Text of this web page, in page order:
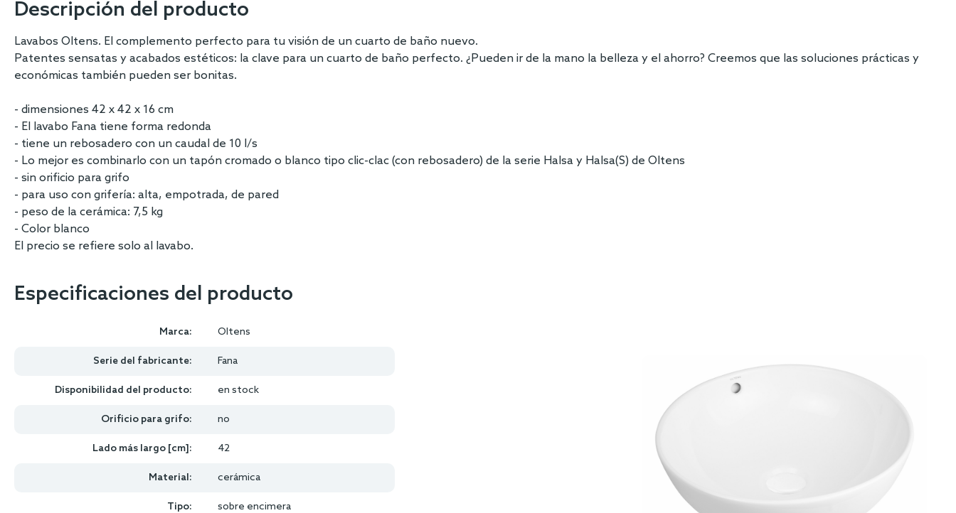
Descripción del producto
Lavabos Oltens. El complemento perfecto para tu visión de un cuarto de baño nuevo.
Patentes sensatas y acabados estéticos: la clave para un cuarto de baño perfecto. ¿Pueden ir de la mano la belleza y el ahorro? Creemos que las soluciones prácticas y
económicas también pueden ser bonitas.
- dimensiones 42 x 42 x 16 cm
- El lavabo Fana tiene forma redonda
- tiene un rebosadero con un caudal de 10 l/s
- Lo mejor es combinarlo con un tapón cromado o blanco tipo clic-clac (con rebosadero) de la serie Halsa y Halsa(S) de Oltens
- sin orificio para grifo
- para uso con grifería: alta, empotrada, de pared
- peso de la cerámica: 7,5 kg
- Color blanco
El precio se refiere solo al lavabo.
Especificaciones del producto
Marca: Oltens
Serie del fabricante: Fana
Disponibilidad del producto: en stock
Orificio para grifo: no
Lado más largo [cm]: 42
Material: cerámica
Tipo: sobre encimera